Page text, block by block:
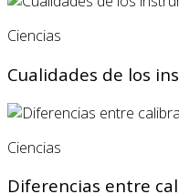
Ciencias
Cualidades de los
Ciencias
Diferencias entre